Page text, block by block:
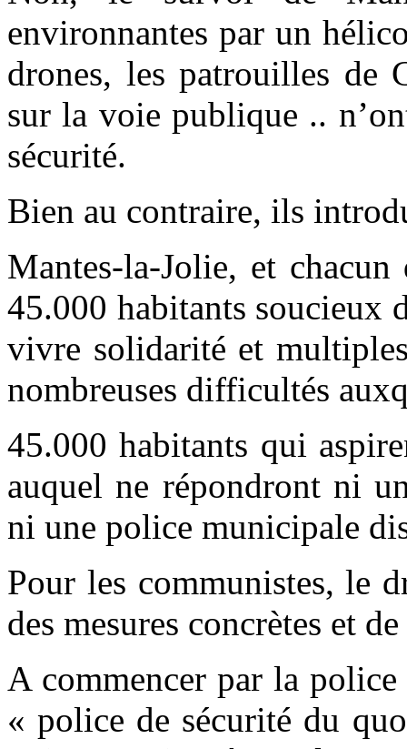
environnantes par un
drones, les patrouilles de
sur la voie publique ..
sécurité.
Bien au contraire, ils
Mantes-la-Jolie, et chacun
45.000 habitants soucieux
vivre solidarité et
nombreuses difficultés
45.000 habitants qui
auquel ne répondront ni
ni une police municipale
Pour les communistes, le
des mesures concrètes et
A commencer par la
« police de sécurité du